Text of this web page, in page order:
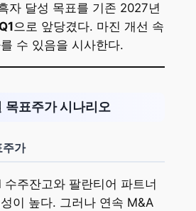
자 달성 목표를 기존 2027년
으로 앞당겼다. 마진 개선 속
수 있음을 시사한다.
목표주가 시나리오
주가
주잔고와 팔란티어 파트너
이 높다. 그러나 연속 M&A